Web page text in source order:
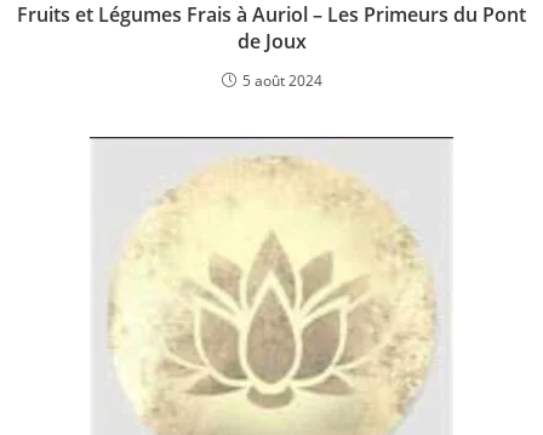
Fruits et Légumes Frais à Auriol – Les Primeurs du Pont
de Joux
5 août 2024